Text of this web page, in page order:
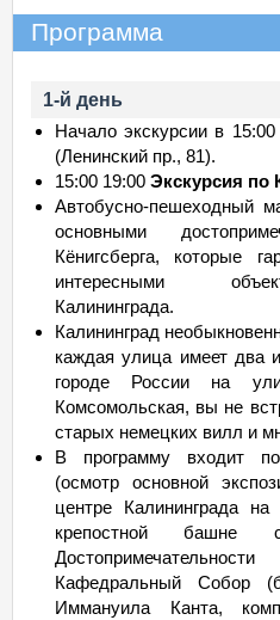
Программа
1-й день
Начало экскурсии в
(Ленинский пр., 81).
15:00 19:00 Экскурсия по
Автобусно-пешеходный
основными
Кёнигсберга, которые
интересными
Калининграда.
Калининград
каждая улица имеет два
городе России на
Комсомольская, вы не
старых немецких вилл и
В программу входит
(осмотр основной
центре Калининграда
крепостной башне
Кафедральный Собор
Иммануила Канта,